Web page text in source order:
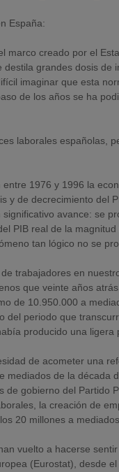
España:
marco creado por el
grandes dosis de
imaginar que esta
de los años se ha
laborales españolas,
entre 1976 y 1996 la
y de decrecimiento del
avance: se
PIB real de la
tan lógico no se
trabajadores en
que veinte años
de 10.950.000 a
del periodo que
producido una ligera
de acometer una
de la década
gobierno del Partido
la creación de
20 millones a
vuelto a hacerse
(Eurostat), desde